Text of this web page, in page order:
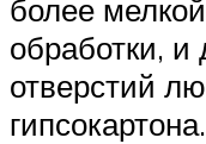
более
обработки,
отверстий
гипсокартона.